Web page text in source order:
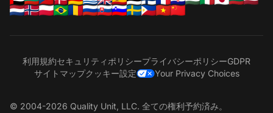
利用規約セキュリティポリシープライバシーポリシーGDPR
サイトマップクッキー設定 Your Privacy Choices
© 2004-2026 Quality Unit, LLC. 全ての権利予約済み。